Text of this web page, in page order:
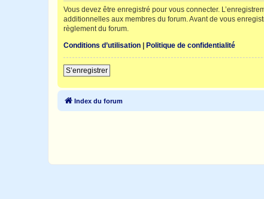
Vous devez être enregistré pour vous connecter.
additionnelles aux membres du forum. Avant de vous
règlement du forum.
Conditions d’utilisation | Politique de confidentialité
S’enregistrer
Index du forum